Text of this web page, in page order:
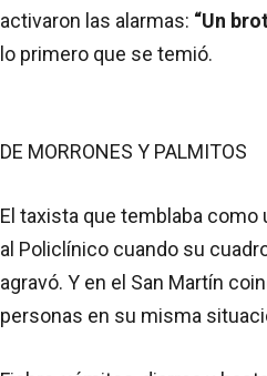
activaron las alarmas: “Un
lo primero que se temió.
DE MORRONES Y PALMITOS
El taxista que temblaba como
al Policlínico cuando su
agravó. Y en el San Martín
personas en su misma